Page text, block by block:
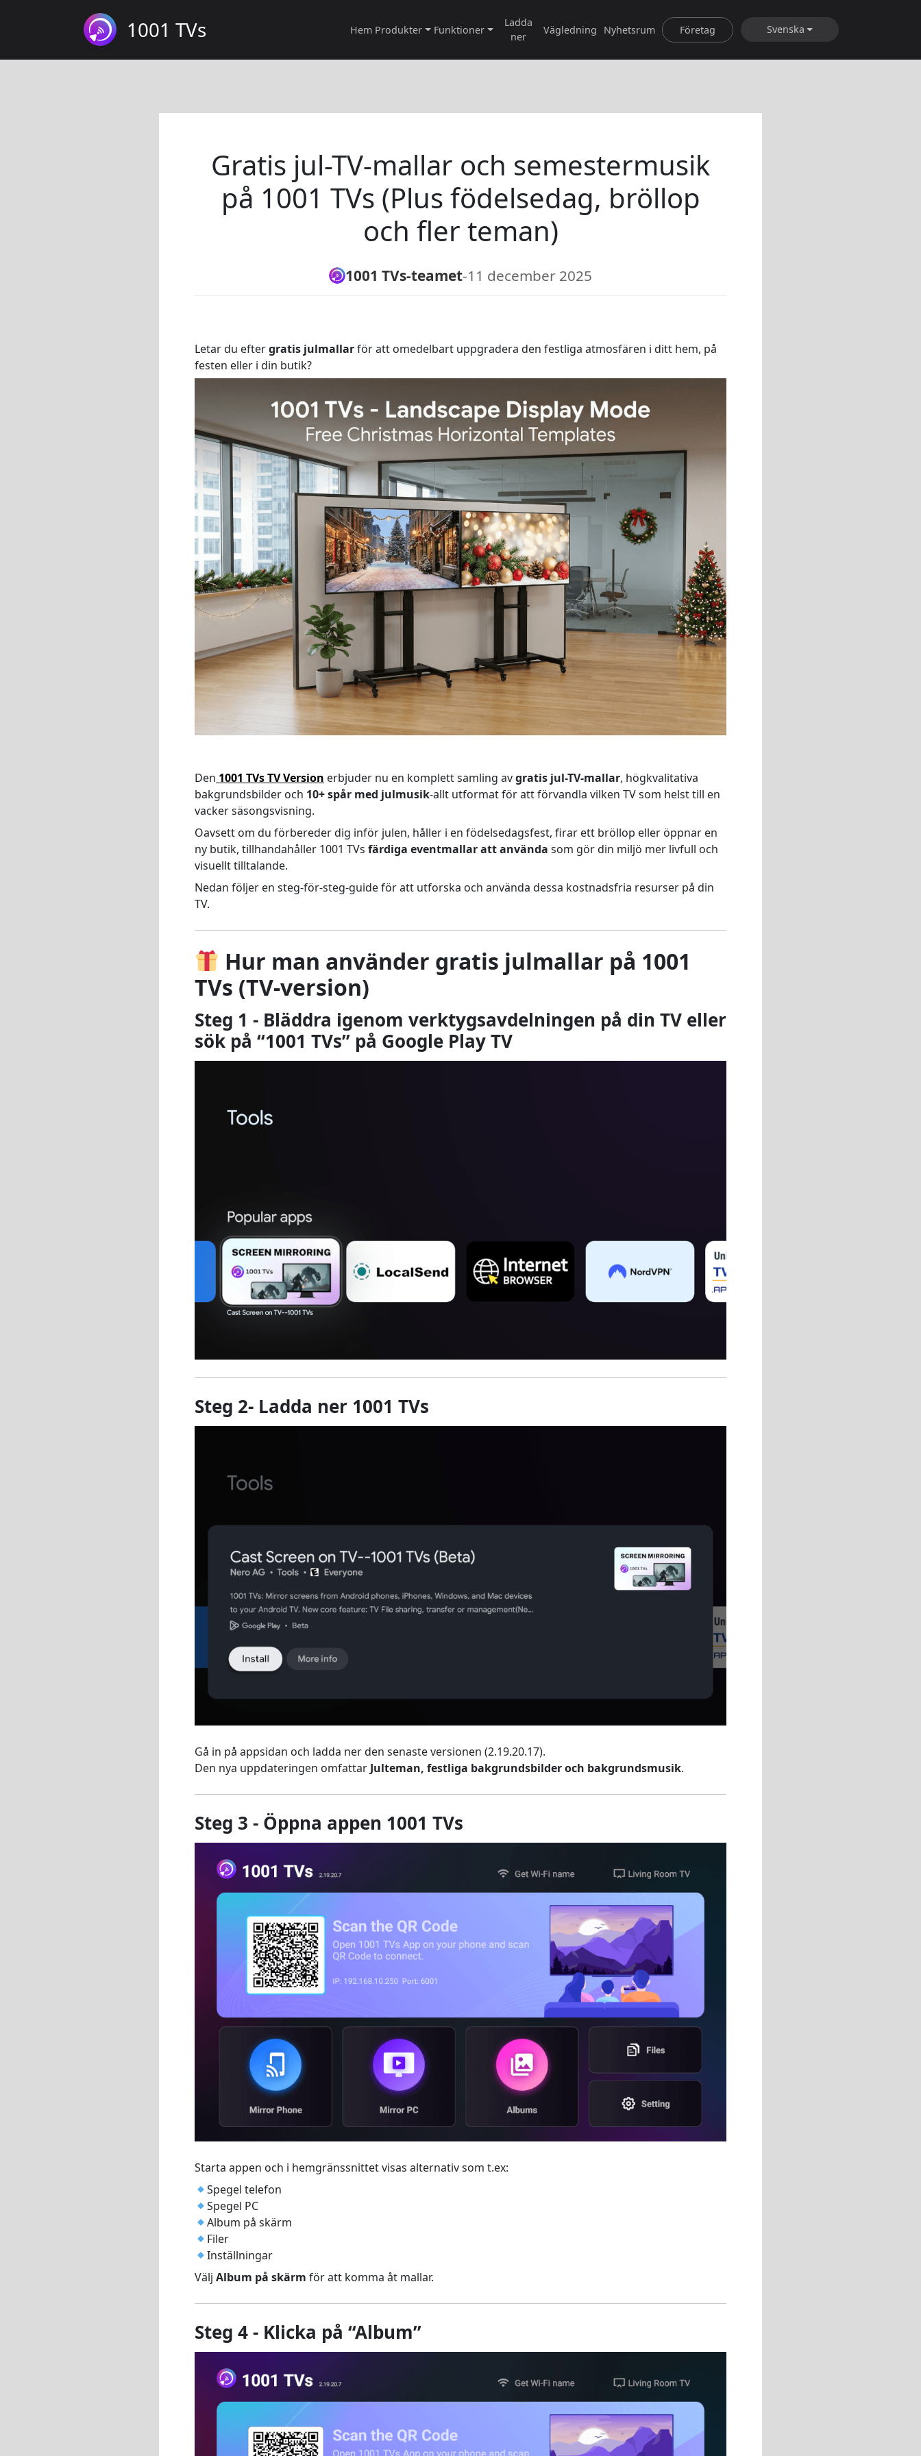
1001 TVs Hem Produkter Funktioner
Ladda
ner
Vägledning Nyhetsrum Företag Svenska
Gratis jul-TV-mallar och semestermusik
på 1001 TVs (Plus födelsedag, bröllop
och fler teman)
1001 TVs-teamet-11 december 2025
Letar du eftergratis julmallarför att omedelbart uppgradera den festliga atmosfären i ditt hem, på
festen eller i din butik?
Den 1001 TVs TV Version erbjuder nu en komplett samling avgratis jul-TV-mallar, högkvalitativa
bakgrundsbilder och 10+ spår med julmusik-allt utformat för att förvandla vilken TV som helst till en
vacker säsongsvisning.
Oavsett om du förbereder dig inför julen, håller i en födelsedagsfest, firar ett bröllop eller öppnar en
ny butik, tillhandahåller 1001 TVs färdiga eventmallar att använda som gör din miljö mer livfull och
visuellt tilltalande.
Nedan följer en steg-för-steg-guide för att utforska och använda dessa kostnadsfria resurser på din
TV.
Hur man använder gratis julmallar på 1001
TVs (TV-version)
Steg 1 - Bläddra igenom verktygsavdelningen på din TV eller
sök på “1001 TVs” på Google Play TV
Steg 2- Ladda ner 1001 TVs
Gå in på appsidan och ladda ner den senaste versionen (2.19.20.17).
Den nya uppdateringen omfattar Julteman, festliga bakgrundsbilder och bakgrundsmusik.
Steg 3 - Öppna appen 1001 TVs
Starta appen och i hemgränssnittet visas alternativ som t.ex:
Spegel telefon
Spegel PC
Album på skärm
Filer
Inställningar
Välj Album på skärm för att komma åt mallar.
Steg 4 - Klicka på “Album”